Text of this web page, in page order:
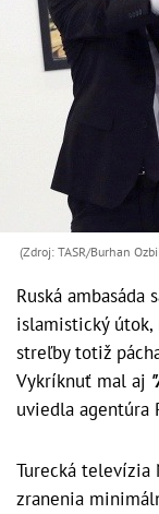
(Zdroj: TASR/Burhan
Ruská
islamistický útok,
streľby totiž
Vykríknuť mal aj
uviedla agentúra
Turecká televízia
zranenia